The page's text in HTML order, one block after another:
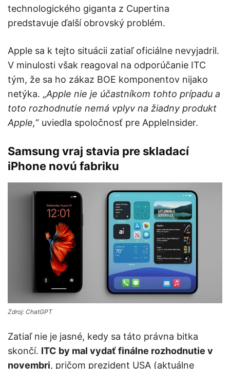
technologického giganta z Cupertina
predstavuje ďalší obrovský problém.
Apple sa k tejto situácii zatiaľ oficiálne nevyjadril.
V minulosti však reagoval na odporúčanie ITC
tým, že sa ho zákaz BOE komponentov nijako
netýka. „Apple nie je účastníkom tohto prípadu a
toto rozhodnutie nemá vplyv na žiadny produkt
Apple,“ uviedla spoločnosť pre AppleInsider.
Samsung vraj stavia pre skladací
iPhone novú fabriku
Zdroj: ChatGPT
Zatiaľ nie je jasné, kedy sa táto právna bitka
skončí. ITC by mal vydať finálne rozhodnutie v
novembri, pričom prezident USA (aktuálne